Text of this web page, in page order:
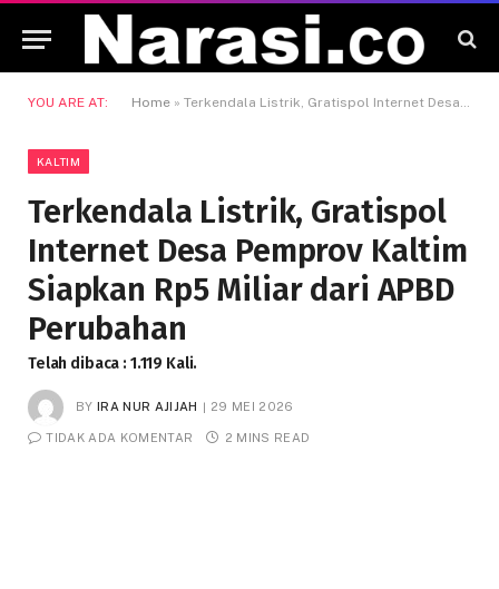
YOU ARE AT: Home » Terkendala Listrik, Gratispol Internet Desa Pemprov Kaltim Siapkan Rp5 Miliar dari APBD Perubahan
KALTIM
Terkendala Listrik, Gratispol
Internet Desa Pemprov Kaltim
Siapkan Rp5 Miliar dari APBD
Perubahan
Telah dibaca : 1.119 Kali.
BY IRA NUR AJIJAH 29 MEI 2026
TIDAK ADA KOMENTAR 2 MINS READ